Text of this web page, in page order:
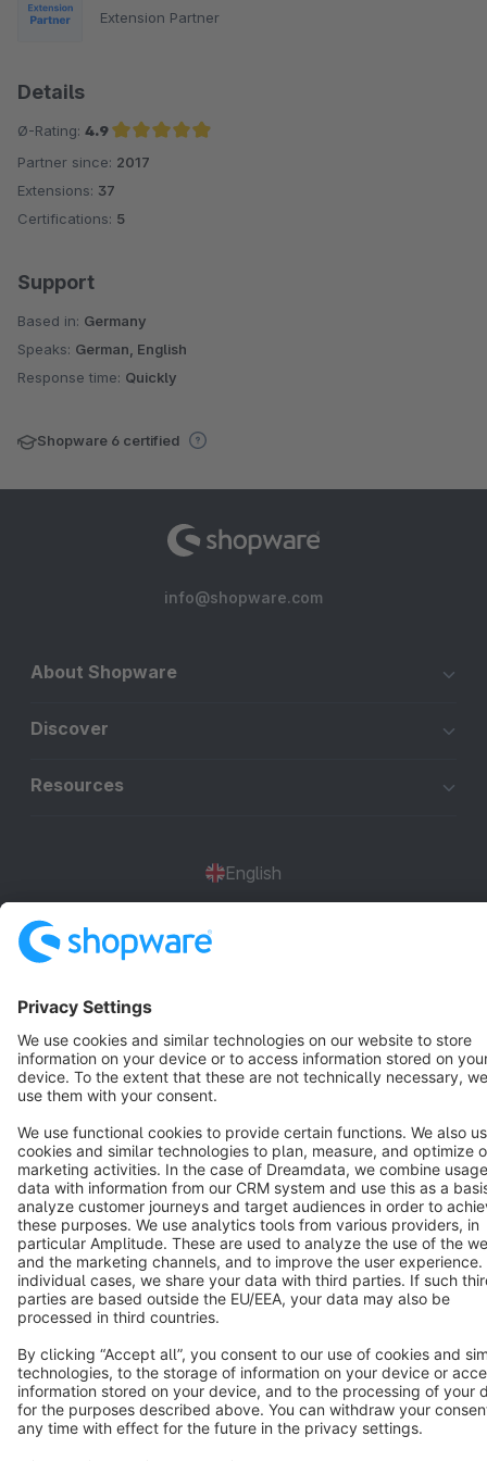
mit Kunden und KUNDENSERVICE! Just WOW!
Extension Partner
Details
Ø-Rating: 4.9
Average rating of 4.9 out of 5 stars
Partner since: 2017
Extensions: 37
Certifications: 5
Support
Based in: Germany
Speaks: German, English
Response time: Quickly
Shopware 6 certified
info@shopware.com
About Shopware
Discover
Resources
English
Cookie settings
Notice: * All prices are quoted net of the statutory value-added tax